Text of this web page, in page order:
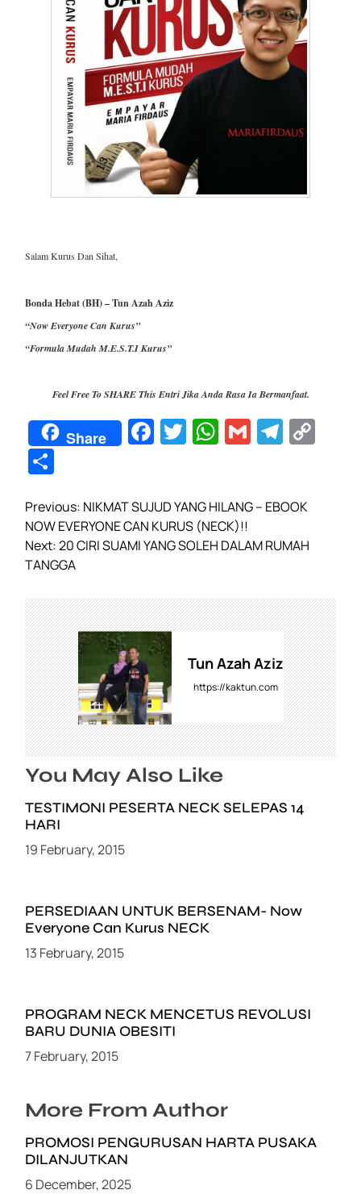
Salam Kurus Dan Sihat,
Bonda Hebat (BH) – Tun Azah Aziz
“Now Everyone Can Kurus”
“Formula Mudah M.E.S.T.I Kurus”
Feel Free To SHARE This Entri Jika Anda Rasa Ia Bermanfaat.
Share F
e
b
o
k
T
er
W
s
A
p
G T
gr
a
m
ar
e
P
o
s
t
a
v
i
g
a
t
i
o
n
Previous: NIKMAT SUJUD YANG HILANG – EBOOK
NOW EVERYONE CAN KURUS (NECK)!!
Next:20 CIRI SUAMI YANG SOLEH DALAM RUMAH
TANGGA
Tun Azah Aziz
https://kaktun.com
You May Also Like
TESTIMONI PESERTA NECK SELEPAS 14
HARI
19 February, 2015
PERSEDIAAN UNTUK BERSENAM- Now
Everyone Can Kurus NECK
13 February, 2015
PROGRAM NECK MENCETUS REVOLUSI
BARU DUNIA OBESITI
7 February, 2015
More From Author
PROMOSI PENGURUSAN HARTA PUSAKA
DILANJUTKAN
6 December, 2025